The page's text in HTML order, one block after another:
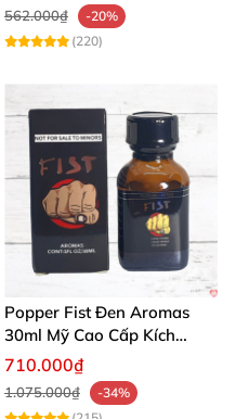
562.000₫
-20%
(220)
Popper Fist Đen Aromas
30ml Mỹ Cao Cấp Kích
Thích Hưng Phấn Mạnh
710.000₫
1.075.000₫
-34%